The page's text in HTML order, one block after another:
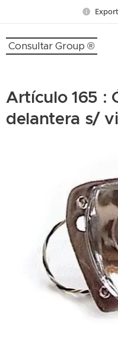
Consultar Group ®
Artículo 165 :
delantera s/